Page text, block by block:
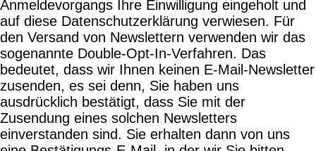
Anmeldevorgangs Ihre Einwilligung eingeholt und
auf diese Datenschutzerklärung verwiesen. Für
den Versand von Newslettern verwenden wir das
sogenannte Double-Opt-In-Verfahren. Das
bedeutet, dass wir Ihnen keinen E-Mail-Newsletter
zusenden, es sei denn, Sie haben uns
ausdrücklich bestätigt, dass Sie mit der
Zusendung eines solchen Newsletters
einverstanden sind. Sie erhalten dann von uns